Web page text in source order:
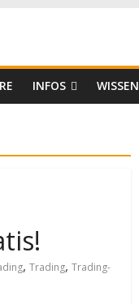
INFOS WISSEN
, Trading, Trading-